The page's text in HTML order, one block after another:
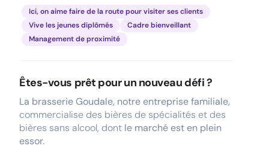
Ici, on aime faire de la route pour visiter ses clients
Vive les jeunes diplômés
Cadre bienveillant
Management de proximité
Êtes-vous prêt pour un nouveau défi ?
La brasserie Goudale, notre entreprise familiale,
commercialise des bières de spécialités et des
bières sans alcool, dont le marché est en plein
essor.